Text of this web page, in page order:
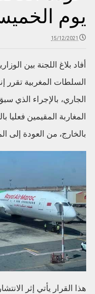
يوم
15/12/2021
أفاد بلاغ اللجنة بين
الجاري، بالإجراء الذي
المغاربة المقيمين فعليا
بالخارج، من العودة إلى
هذا القرار يأتي إثر